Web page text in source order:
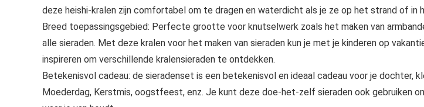
deze heishi-kralen zijn comfortabel om te dragen en waterdicht als je ze op het strand of in
Breed toepassingsgebied: Perfecte grootte voor knutselwerk zoals het maken van
alle sieraden. Met deze kralen voor het maken van sieraden kun je met je kinderen op
inspireren om verschillende kralensieraden te ontdekken.
Betekenisvol cadeau: de sieradenset is een betekenisvol en ideaal cadeau voor je dochter,
Moederdag, Kerstmis, oogstfeest, enz. Je kunt deze doe-het-zelf sieraden ook gebruiken